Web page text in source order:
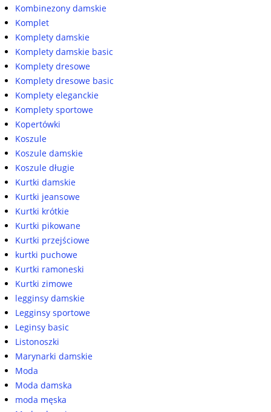
Kombinezony damskie
Komplet
Komplety damskie
Komplety damskie basic
Komplety dresowe
Komplety dresowe basic
Komplety eleganckie
Komplety sportowe
Kopertówki
Koszule
Koszule damskie
Koszule długie
Kurtki damskie
Kurtki jeansowe
Kurtki krótkie
Kurtki pikowane
Kurtki przejściowe
kurtki puchowe
Kurtki ramoneski
Kurtki zimowe
legginsy damskie
Legginsy sportowe
Leginsy basic
Listonoszki
Marynarki damskie
Moda
Moda damska
moda męska